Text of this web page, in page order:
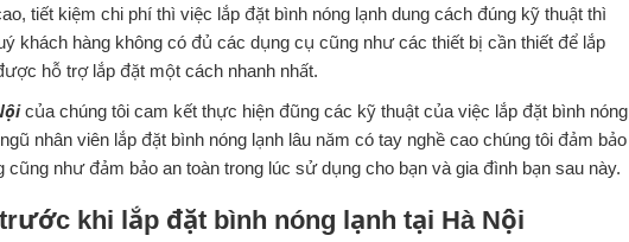
tiết kiệm chi phí thì việc lắp đặt bình nóng lạnh dung cách đúng kỹ thuật thì
khách hàng không có đủ các dụng cụ cũng như các thiết bị cần thiết để lắp
hỗ trợ lắp đặt một cách nhanh nhất.
của chúng tôi cam kết thực hiện đũng các kỹ thuật của việc lắp đặt bình nóng
nhân viên lắp đặt bình nóng lạnh lâu năm có tay nghề cao chúng tôi đảm bảo
như đảm bảo an toàn trong lúc sử dụng cho bạn và gia đình bạn sau này.
khi lắp đặt bình nóng lạnh tại Hà Nội